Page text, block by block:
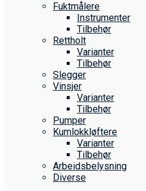
Fuktmålere
Instrumenter
Tilbehør
Rettholt
Varianter
Tilbehør
Slegger
Vinsjer
Varianter
Tilbehør
Pumper
Kumlokkløftere
Varianter
Tilbehør
Arbeidsbelysning
Diverse